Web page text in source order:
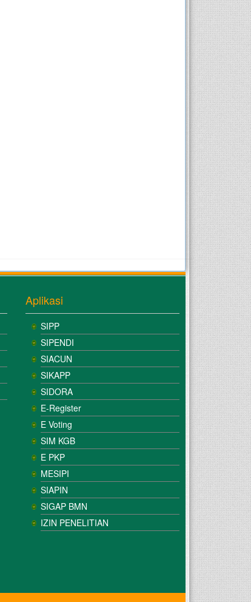
Aplikasi
SIPP
SIPENDI
SIACUN
SIKAPP
SIDORA
E-Register
E Voting
SIM KGB
E PKP
MESIPI
SIAPIN
SIGAP BMN
IZIN PENELITIAN